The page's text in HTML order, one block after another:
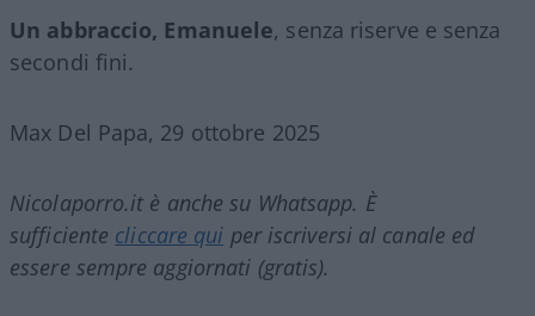
Un abbraccio, Emanuele, senza riserve e senza
secondi fini.
Max Del Papa, 29 ottobre 2025
Nicolaporro.it è anche su Whatsapp. È
sufficiente cliccare qui per iscriversi al canale ed
essere sempre aggiornati (gratis).